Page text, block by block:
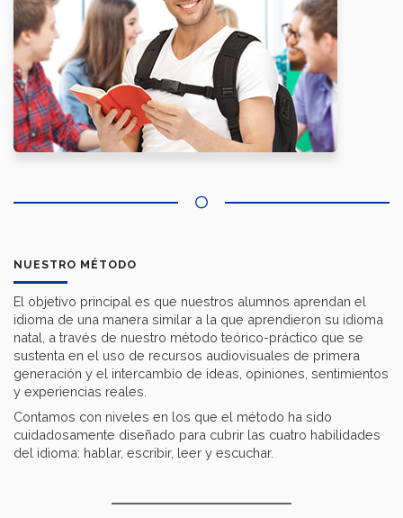
NUESTRO MÉTODO
El objetivo principal es que nuestros alumnos aprendan el
idioma de una manera similar a la que aprendieron su idioma
natal, a través de nuestro método teórico-práctico que se
sustenta en el uso de recursos audiovisuales de primera
generación y el intercambio de ideas, opiniones, sentimientos
y experiencias reales.
Contamos con niveles en los que el método ha sido
cuidadosamente diseñado para cubrir las cuatro habilidades
del idioma: hablar, escribir, leer y escuchar.